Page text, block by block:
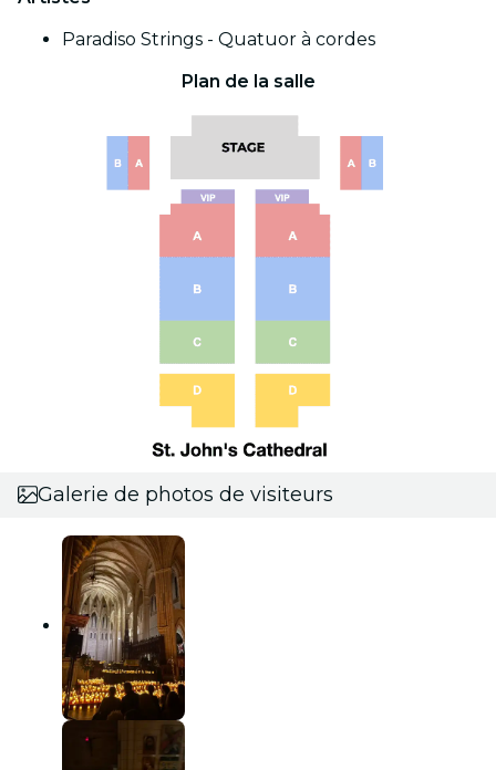
Paradiso Strings - Quatuor à cordes
Plan de la salle
Galerie de photos de visiteurs